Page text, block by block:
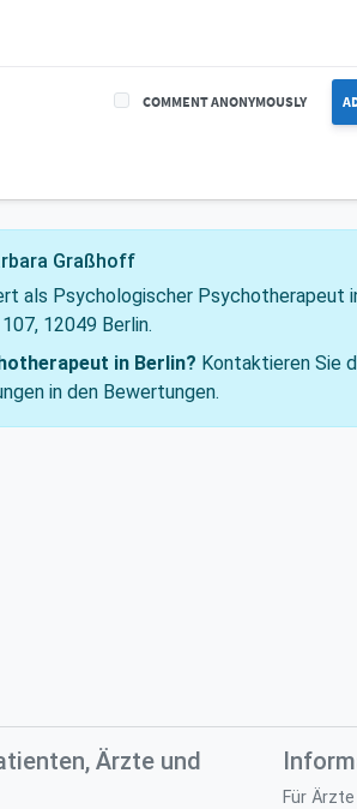
COMMENT ANONYMOUSLY
Graßhoff
als Psychologischer Psychotherapeut
12049 Berlin.
in Berlin? Kontaktieren Sie
in den Bewertungen.
Ärzte und
Für